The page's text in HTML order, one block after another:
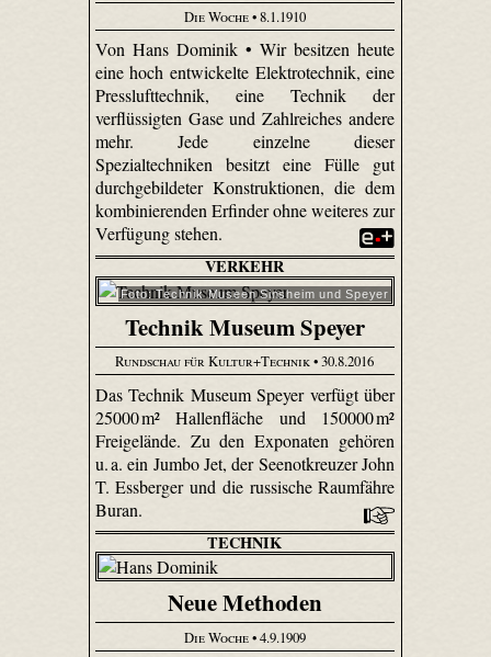
Die Woche• 8.1.1910
Von Hans Dominik • Wir besitzen heute
eine hoch entwickelte Elektrotechnik, eine
Presslufttechnik, eine Technik der
verflüssigten Gase und Zahlreiches andere
mehr. Jede einzelne dieser
Spezialtechniken besitzt eine Fülle gut
durchgebildeter Konstruktionen, die dem
kombinierenden Erfinder ohne weiteres zur
Verfügung stehen.
VERKEHR
Foto: Technik Museen Sinsheim und Speyer
Technik Museum Speyer
Rundschau für Kultur+Technik• 30.8.2016
Das Technik Museum Speyer verfügt über
25000 m² Hallenfläche und 150000 m²
Freigelände. Zu den Exponaten gehören
u. a. ein Jumbo Jet, der Seenotkreuzer John
T. Essberger und die russische Raumfähre
Buran.
TECHNIK
Neue Methoden
Die Woche• 4.9.1909